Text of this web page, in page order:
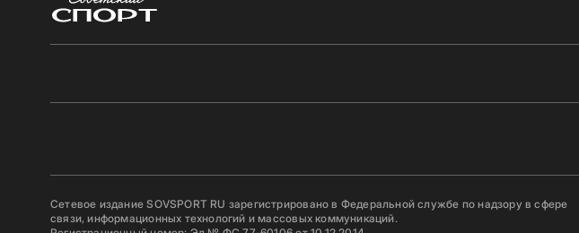
Сетевое издание SOVSPORT RU зарегистрировано в Федеральной службе по надзору в сфере
связи, информационных технологий и массовых коммуникаций.